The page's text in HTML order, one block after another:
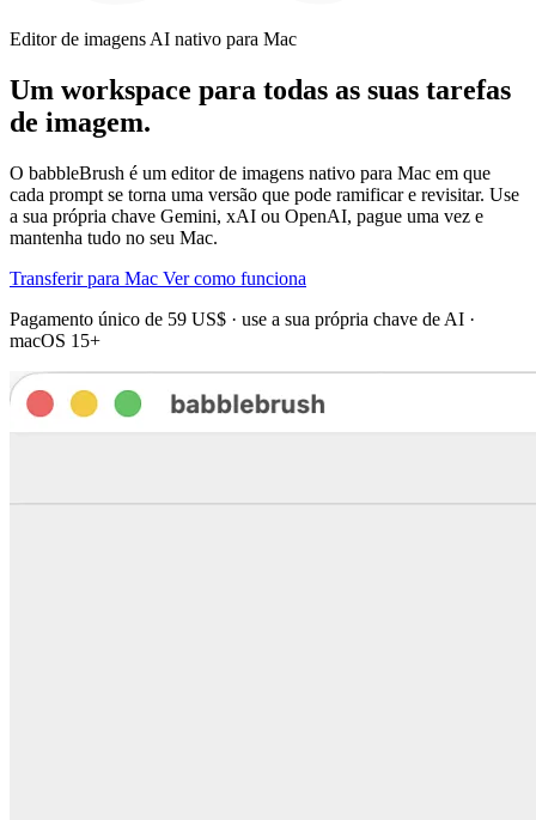
Editor de imagens AI nativo para Mac
Um workspace para todas as suas tarefas
de imagem.
O babbleBrush é um editor de imagens nativo para Mac em que
cada prompt se torna uma versão que pode ramificar e revisitar. Use
a sua própria chave Gemini, xAI ou OpenAI, pague uma vez e
mantenha tudo no seu Mac.
Transferir para Mac Ver como funciona
Pagamento único de 59 US$ · use a sua própria chave de AI ·
macOS 15+